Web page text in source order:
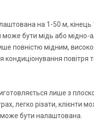
на 1-50 м,
може бути мідь або
повністю мідним,
повітря
лише з
легко різати, клієнти
бути налаштована.